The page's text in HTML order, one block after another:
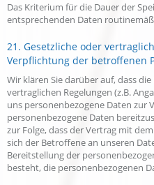
Das Kriterium für die Dauer der
entsprechenden Daten
21. Gesetzliche oder
Verpflichtung der betroffenen
Wir klären Sie darüber auf, dass
vertraglichen Regelungen (z.B.
uns personenbezogene Daten zur
personenbezogene Daten
zur Folge, dass der Vertrag mit
sich der Betroffene an unseren
Bereitstellung der
besteht, die personenbezogenen